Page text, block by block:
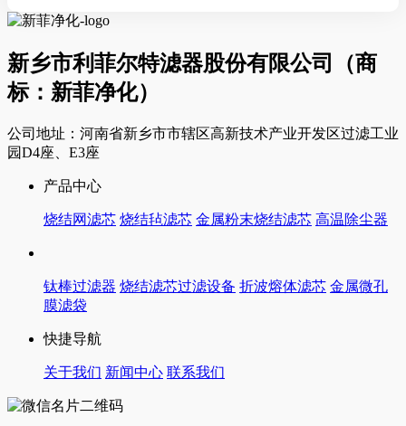
新乡市利菲尔特滤器股份有限公司（商
标：新菲净化）
公司地址：河南省新乡市市辖区高新技术产业开发区过滤工业
园D4座、E3座
产品中心
烧结网滤芯 烧结毡滤芯 金属粉末烧结滤芯 高温除尘器
钛棒过滤器 烧结滤芯过滤设备 折波熔体滤芯 金属微孔
膜滤袋
快捷导航
关于我们 新闻中心 联系我们